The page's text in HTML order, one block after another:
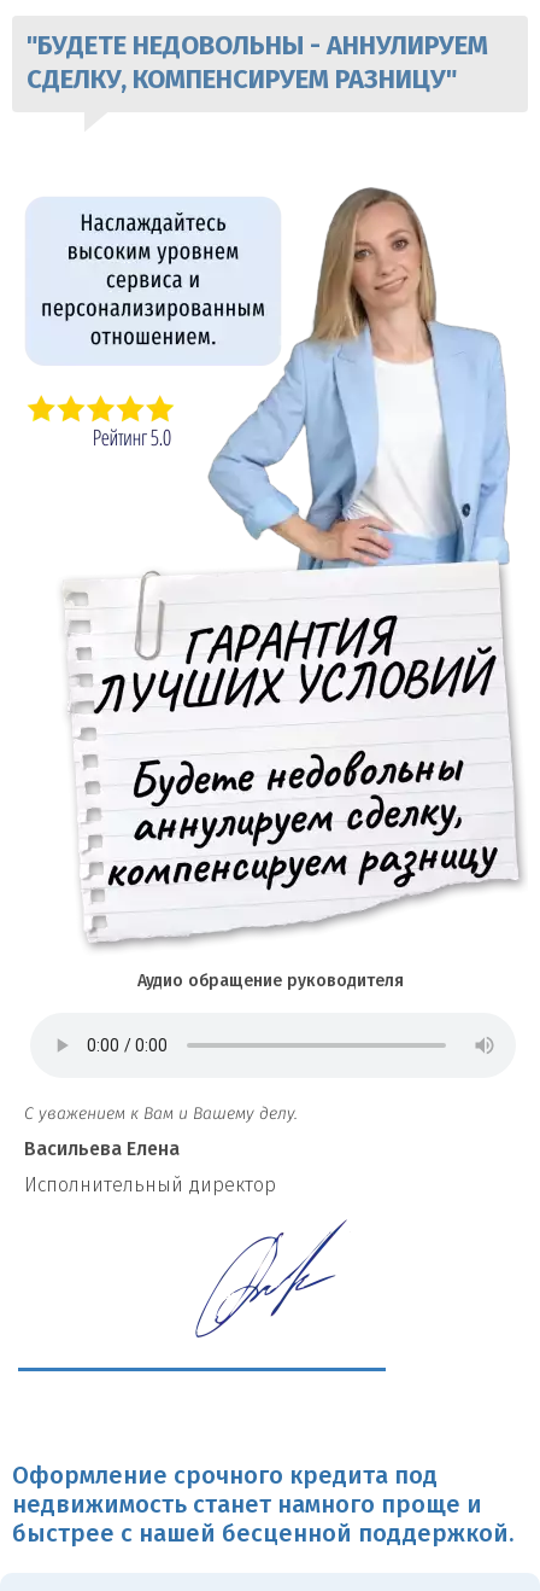
"БУДЕТЕ НЕДОВОЛЬНЫ - АННУЛИРУЕМ
СДЕЛКУ, КОМПЕНСИРУЕМ РАЗНИЦУ"
Аудио обращение руководителя
С уважением к Вам и Вашему делу.
Васильева Елена
И сполнительный директор
Оформление срочного кредита под
недвижимость станет намного проще и
быстрее с нашей бесценной поддержкой.